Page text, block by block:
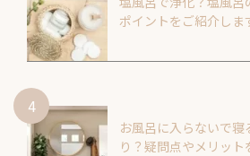
ポイントをご紹介しま
お風呂に入らないで
り？疑問点やメリット